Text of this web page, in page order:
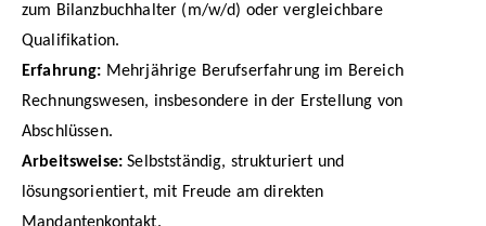
zum Bilanzbuchhalter (m/w/d) oder vergleichbare
Qualifikation.
Erfahrung: Mehrjährige Berufserfahrung im Bereich
Rechnungswesen, insbesondere in der Erstellung von
Abschlüssen.
Arbeitsweise: Selbstständig, strukturiert und
lösungsorientiert, mit Freude am direkten
Mandantenkontakt.